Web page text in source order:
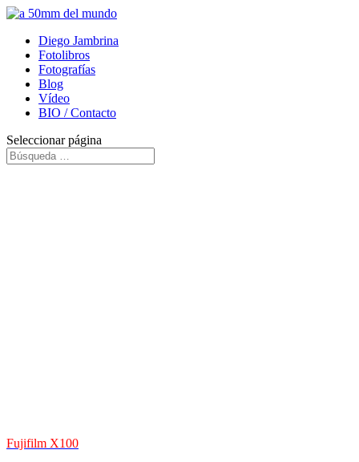
Diego Jambrina
Fotolibros
Fotografías
Blog
Vídeo
BIO / Contacto
Seleccionar página
Fujifilm X100